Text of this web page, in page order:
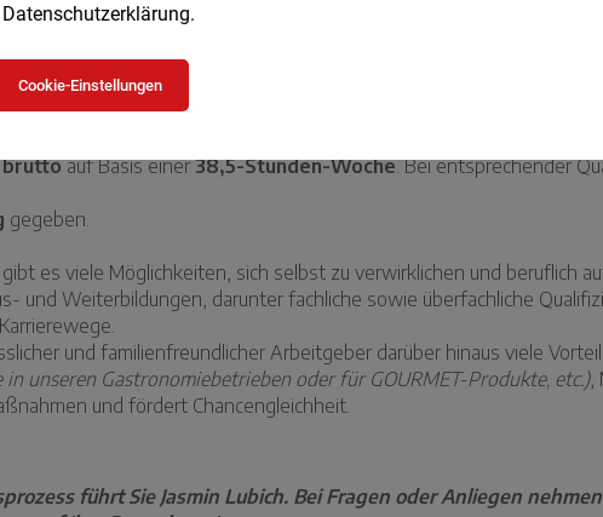
Datenschutzerklärung.
Cookie-Einstellungen